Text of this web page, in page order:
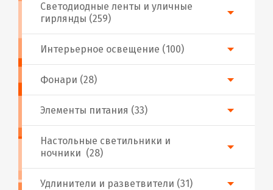
Фонари (28)
Настольные светильники и
ночники (28)
Интерьерное освещение (100)
Светодиодные ленты и уличные
гирлянды (259)
Удлинители и разветвители (31)
Элементы питания (33)